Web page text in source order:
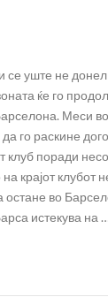
се уште не
ќе го
Меси
го раскине
клуб поради
крајот клубот
во
истекува на